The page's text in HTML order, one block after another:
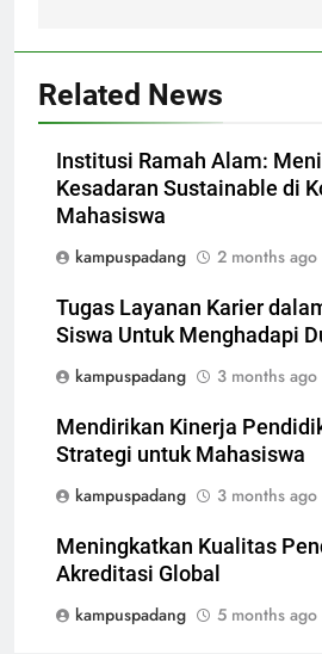
Related News
Institusi Ramah Alam:
Kesadaran Sustainable di
Mahasiswa
kampuspadang
2 months ago
Tugas Layanan Karier
Siswa Untuk Menghadapi
kampuspadang
3 months ago
Mendirikan Kinerja
Strategi untuk Mahasiswa
kampuspadang
3 months ago
Meningkatkan Kualitas
Akreditasi Global
kampuspadang
5 months ago